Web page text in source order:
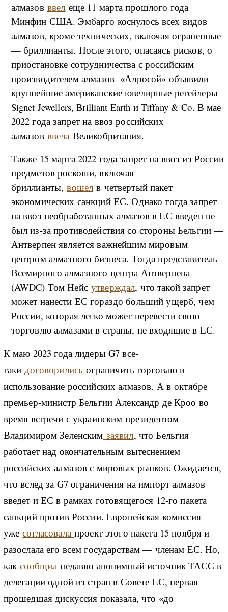
алмазов ввел еще 11 марта прошлого года
Минфин США. Эмбарго коснулось всех видов
алмазов, кроме технических, включая ограненные
— бриллианты. После этого, опасаясь рисков, о
приостановке сотрудничества с российским
производителем алмазов «Алросой» объявили
крупнейшие американские ювелирные ретейлеры
Signet Jewellers, Brilliant Earth и Tiffany & Co. В мае
2022 года запрет на ввоз российских
алмазов ввела Великобритания.
Также 15 марта 2022 года запрет на ввоз из России
предметов роскоши, включая
бриллианты,вошел в четвертый пакет
экономических санкций ЕС. Однако тогда запрет
на ввоз необработанных алмазов в ЕС введен не
был из-за противодействия со стороны Бельгии —
Антверпен является важнейшим мировым
центром алмазного бизнеса. Тогда представитель
Всемирного алмазного центра Антверпена
(AWDC) Том Нейсутверждал, что такой запрет
может нанести ЕС гораздо больший ущерб, чем
России, которая легко может перевести свою
торговлю алмазами в страны, не входящие в ЕС.
К маю 2023 года лидеры G7 все-
такидоговорились ограничить торговлю и
использование российских алмазов. А в октябре
премьер-министр Бельгии Александр де Кроо во
время встречи с украинским президентом
Владимиром Зеленским заявил, что Бельгия
работает над окончательным вытеснением
российских алмазов с мировых рынков. Ожидается,
что вслед за G7 ограничения на импорт алмазов
введет и ЕС в рамках готовящегося 12-го пакета
санкций против России. Европейская комиссия
ужесогласовалапроект этого пакета 15 ноября и
разослала его всем государствам — членам ЕС. Но,
каксообщил недавно анонимный источник ТАСС в
делегации одной из стран в Совете ЕС, первая
прошедшая дискуссия показала, что «до